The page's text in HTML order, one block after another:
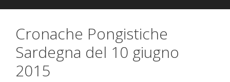
Cronache Pongistiche
Sardegna del 10 giugno
2015